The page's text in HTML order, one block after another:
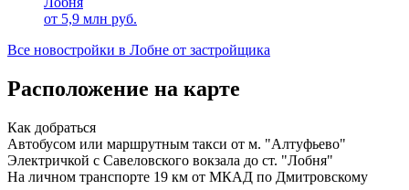
от 5,9 млн руб.
Все новостройки в Лобне от застройщика
Расположение на карте
Как добраться
Автобусом или маршрутным такси от м. "Алтуфьево"
Электричкой с Савеловского вокзала до ст. "Лобня"
На личном транспорте 19 км от МКАД по Дмитровскому